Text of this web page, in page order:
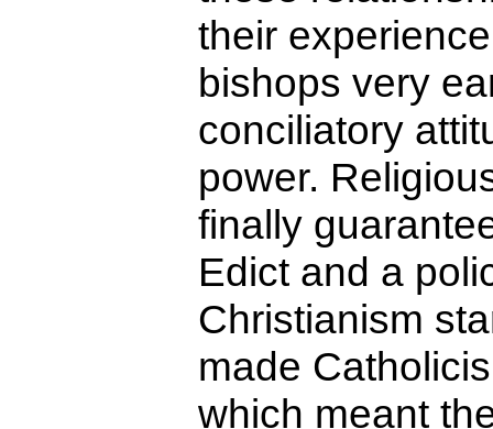
their
bishops very
conciliatory
power.
finally
Edict and a
Christianism
made
which meant